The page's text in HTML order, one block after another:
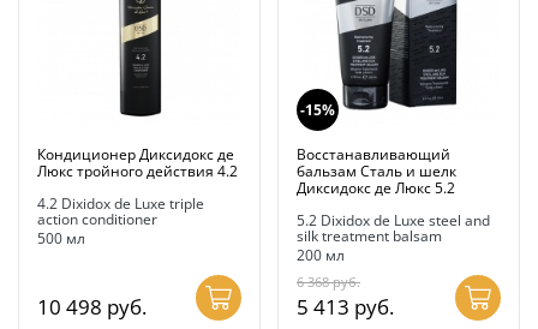
Кондиционер Диксидокс де
Люкс тройного действия 4.2
4.2 Dixidox de Luxe triple
action conditioner
500 мл
10 498 руб.
-15%
Восстанавливающий
бальзам Сталь и шелк
Диксидокс де Люкс 5.2
5.2 Dixidox de Luxe steel and
silk treatment balsam
200 мл
6 368руб.
5 413 руб.